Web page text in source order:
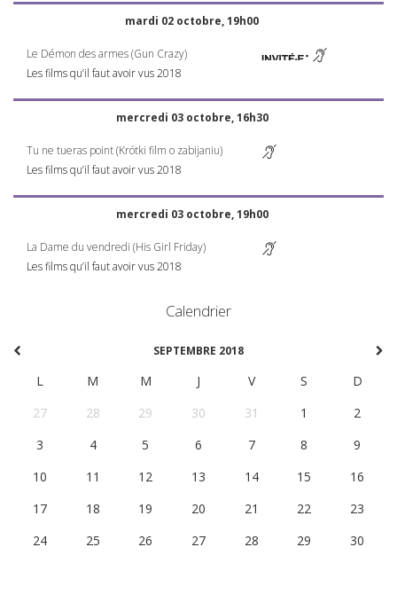
mardi 02 octobre, 19h00
Le Démon des armes (Gun Crazy)
Les films qu’il faut avoir vus 2018
mercredi 03 octobre, 16h30
Tu ne tueras point (Krótki film o zabijaniu)
Les films qu’il faut avoir vus 2018
mercredi 03 octobre, 19h00
La Dame du vendredi (His Girl Friday)
Les films qu’il faut avoir vus 2018
Calendrier
SEPTEMBRE 2018
L M M J V S
D
27
28 29 30 31 1
2
3
4 5 6 7 8
9
10
11 12 13 14 15
16
17
18 19 20 21 22
23
24
25 26 27 28 29 30